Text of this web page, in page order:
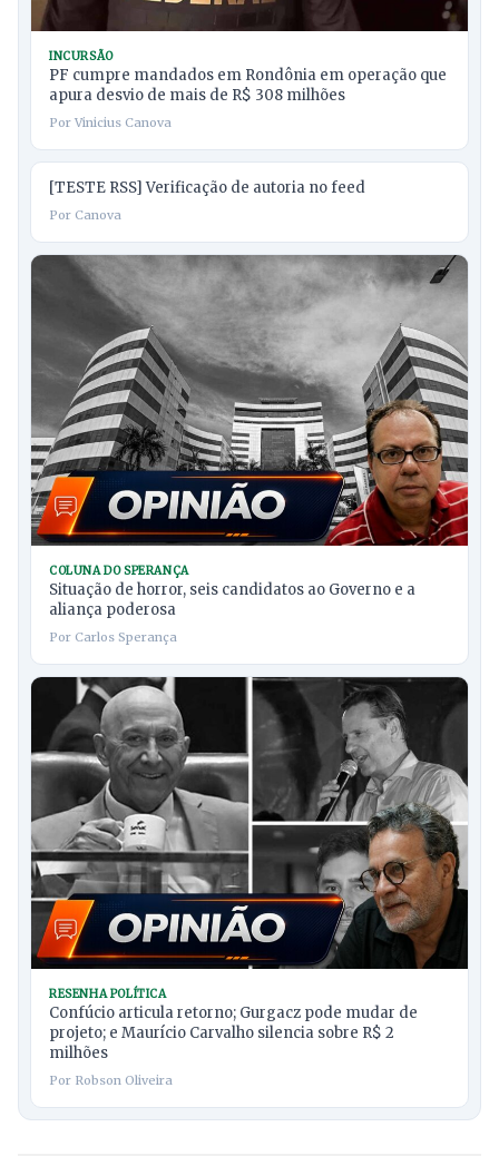
INCURSÃO
PF cumpre mandados em Rondônia em operação que
apura desvio de mais de R$ 308 milhões
Por Vinicius Canova
[TESTE RSS] Verificação de autoria no feed
Por Canova
COLUNA DO SPERANÇA
Situação de horror, seis candidatos ao Governo e a
aliança poderosa
Por Carlos Sperança
RESENHA POLÍTICA
Confúcio articula retorno; Gurgacz pode mudar de
projeto; e Maurício Carvalho silencia sobre R$ 2
milhões
Por Robson Oliveira